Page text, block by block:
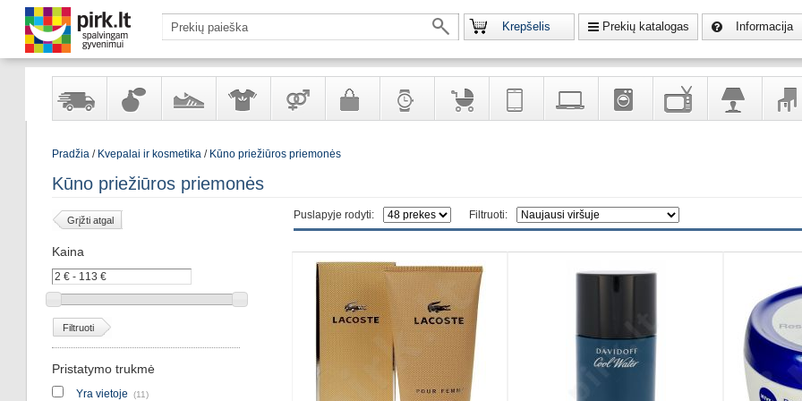
Krepšelis Prekių katalogas Informacija
Yra
Kvepalai
kosmetika
Avalynė Apranga
aksesuarai
Prekės
Galanterija
Pradžia / Kvepalai ir kosmetika / Kūno priežiūros priemonės
Kūno priežiūros priemonės
Puslapyje rodyti: Filtruoti:
Grįžti atgal
Kaina
Filtruoti
Pristatymo trukmė
Yra vietoje (11)